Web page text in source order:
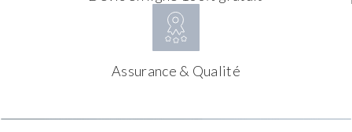
Assurance & Qualité